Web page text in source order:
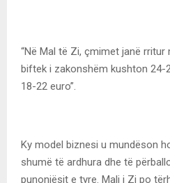
“Në Mal të Zi, çmimet janë rritur
biftek i zakonshëm kushton 24-
18-22 euro”.
Ky model biznesi u mundëson
shumë të ardhura dhe të
punonjësit e tyre. Mali i Zi po